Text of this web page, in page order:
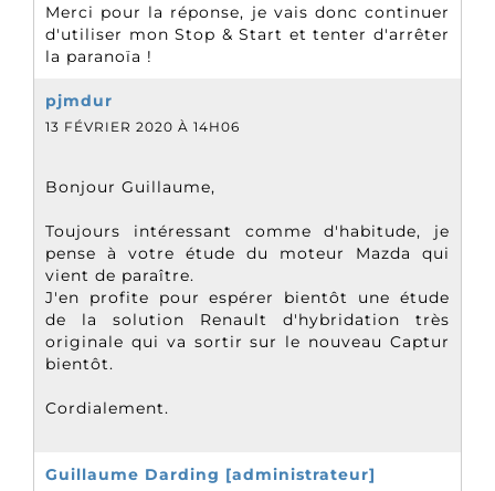
Merci pour la réponse, je vais donc continuer
d'utiliser mon Stop & Start et tenter d'arrêter
la paranoïa !
pjmdur
13 FÉVRIER 2020 À 14H06
Bonjour Guillaume,
Toujours intéressant comme d'habitude, je
pense à votre étude du moteur Mazda qui
vient de paraître.
J'en profite pour espérer bientôt une étude
de la solution Renault d'hybridation très
originale qui va sortir sur le nouveau Captur
bientôt.
Cordialement.
Guillaume Darding [administrateur]